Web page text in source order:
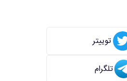
توییتر
تلگرام